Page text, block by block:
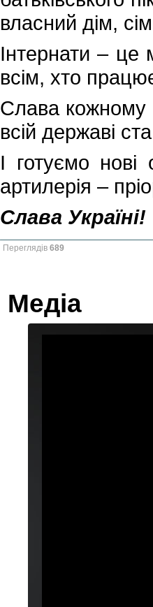
власний дім,
Інтернати –
всім, хто
Слава кожному
всій державі
І готуємо
артилерія –
Слава Україні!
Переглядів 689
Медіа